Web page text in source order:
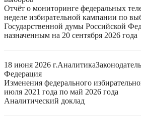
Отчёт о мониторинге федеральных
неделе избирательной кампании по
Государственной думы Российской
назначенным на 20 сентября 2026 года
18 июня 2026 г.Аналитика
Федерация
Изменения федерального
июля 2021 года по май 2026 года
Аналитический доклад